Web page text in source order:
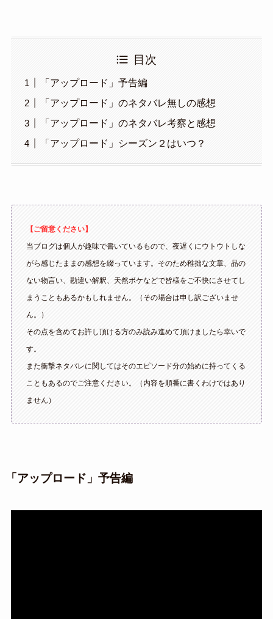
目次
「アップロード」予告編
「アップロード」のネタバレ無しの感想
「アップロード」のネタバレ考察と感想
「アップロード」シーズン２はいつ？
【ご留意ください】
当ブログは個人が趣味で書いているもので、夜遅くにウトウトしな
がら感じたままの感想を綴っています。そのため稚拙な文章、品の
ない物言い、勘違い解釈、天然ボケなどで皆様をご不快にさせてし
まうこともあるかもしれません。（その場合は申し訳ございませ
ん。）
その点を含めてお許し頂ける方のみ読み進めて頂けましたら幸いで
す。
また衝撃ネタバレに関してはそのエピソード分の始めに持ってくる
こともあるのでご注意ください。（内容を順番に書くわけではあり
ません）
「アップロード」予告編